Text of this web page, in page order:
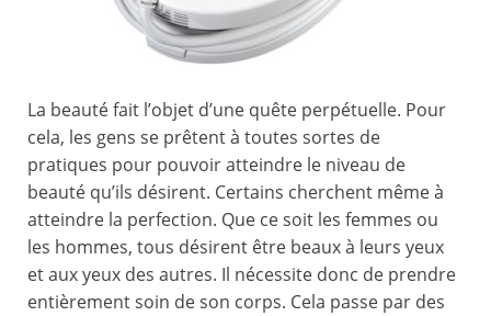
La beauté fait l’objet d’une quête perpétuelle. Pour
cela, les gens se prêtent à toutes sortes de
pratiques pour pouvoir atteindre le niveau de
beauté qu’ils désirent. Certains cherchent même à
atteindre la perfection. Que ce soit les femmes ou
les hommes, tous désirent être beaux à leurs yeux
et aux yeux des autres. Il nécessite donc de prendre
entièrement soin de son corps. Cela passe par des